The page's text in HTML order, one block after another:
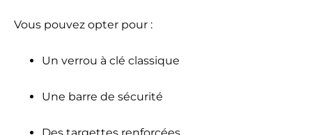
Vous pouvez opter pour :
Un verrou à clé classique
Une barre de sécurité
Des targettes renforcées